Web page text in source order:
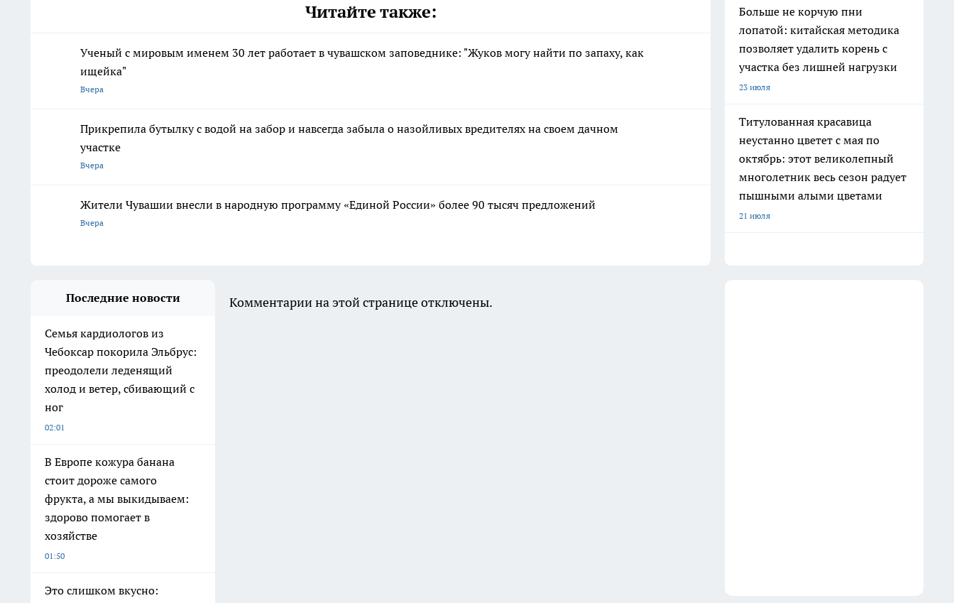
Читайте также:
Ученый с мировым именем 30 лет работает в чувашском заповеднике: "Жуков могу найти по запаху, как
ищейка"
Вчера
Прикрепила бутылку с водой на забор и навсегда забыла о назойливых вредителях на своем дачном
участке
Вчера
Жители Чувашии внесли в народную программу «Единой России» более 90 тысяч предложений
Вчера
Больше не корчую пни
лопатой: китайская методика
позволяет удалить корень с
участка без лишней нагрузки
23 июля
Титулованная красавица
неустанно цветет с мая по
октябрь: этот великолепный
многолетник весь сезон радует
пышными алыми цветами
21 июля
Последние новости
Семья кардиологов из
Чебоксар покорила Эльбрус:
преодолели леденящий
холод и ветер, сбивающий с
ног
02:01
В Европе кожура банана
стоит дороже самого
фрукта, а мы выкидываем:
здорово помогает в
хозяйстве
01:50
Это слишком вкусно:
Комментарии на этой странице отключены.